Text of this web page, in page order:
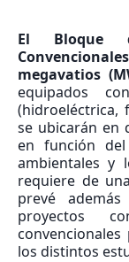
El Bloque
megavatios
equipados
(hidroeléctrica,
se ubicarán en
en función
ambientales y
requiere de
prevé
proyectos
los distintos